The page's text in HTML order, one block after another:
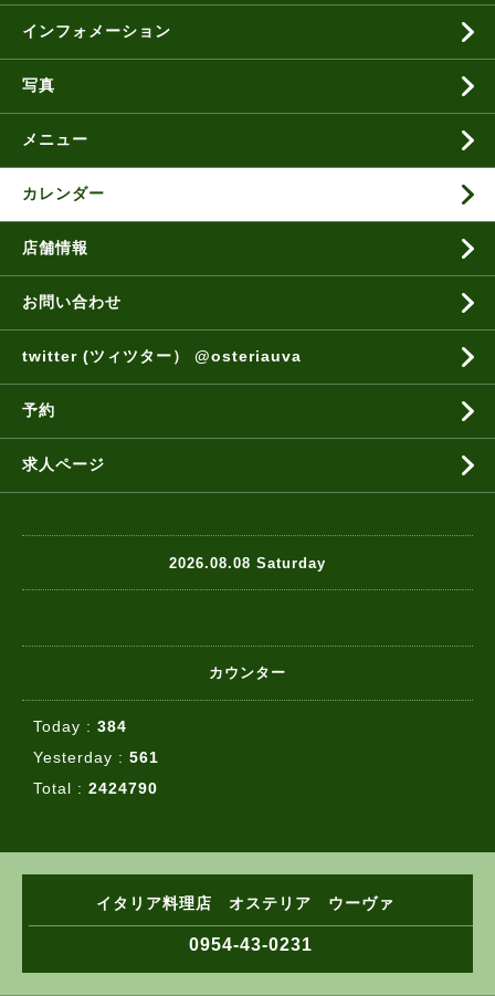
インフォメーション
写真
メニュー
カレンダー
店舗情報
お問い合わせ
twitter (ツィツター） @osteriauva
予約
求人ページ
2026.08.08 Saturday
カウンター
Today : 384
Yesterday : 561
Total : 2424790
イタリア料理店 オステリア ウーヴァ
0954-43-0231